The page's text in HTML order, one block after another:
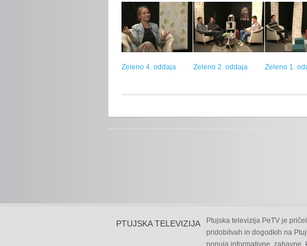
Zeleno 4. oddaja Zeleno 2. oddaja Zeleno 1.
PTUJSKA TELEVIZIJA
Ptujska televizija PeTV je
pridobitvah in dogodkih na
ponuja informativne, zabavne,